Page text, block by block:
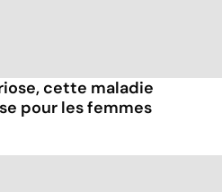
cette maladie
pour les femmes